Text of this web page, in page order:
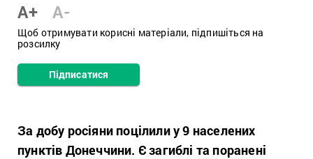
A+ A-
Щоб отримувати корисні матеріали, підпишіться на
розсилку
Підписатися
За добу росіяни поцілили у 9 населених
пунктів Донеччини. Є загиблі та поранені